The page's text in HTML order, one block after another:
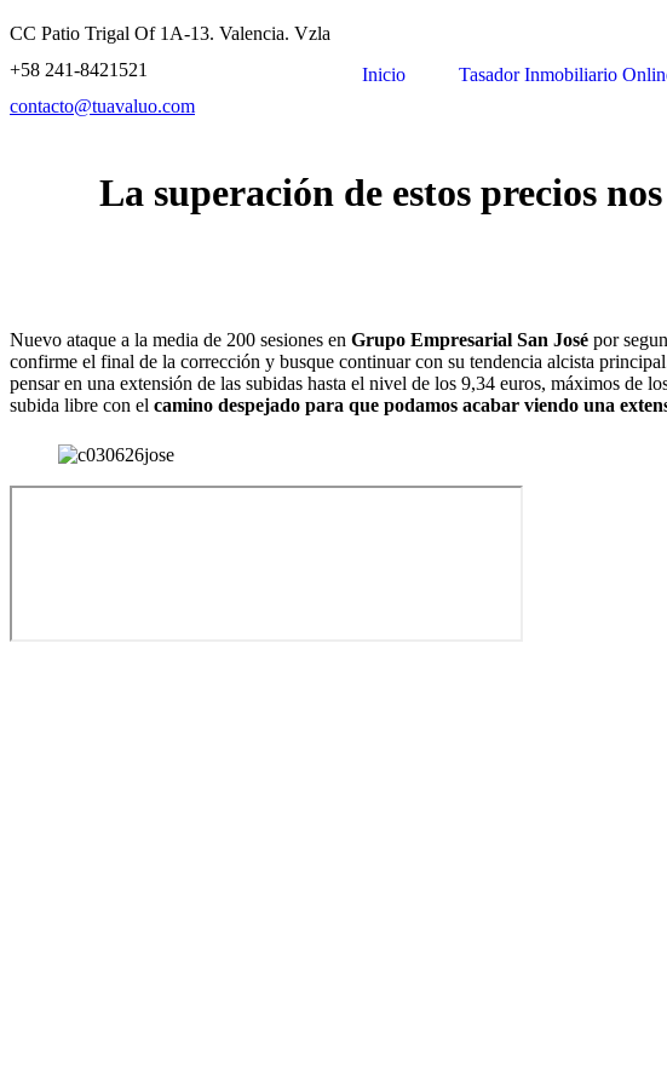
CC Patio Trigal Of 1A-13. Valencia. Vzla
+58 241-8421521
contacto@tuavaluo.com
Inicio Tasador Inmobiliario
La superación de estos precios
Nuevo ataque a la media de 200 sesiones en Grupo Empresarial San José por
confirme el final de la corrección y busque continuar con su tendencia alcista
pensar en una extensión de las subidas hasta el nivel de los 9,34 euros, máximos de
subida libre con el camino despejado para que podamos acabar viendo una